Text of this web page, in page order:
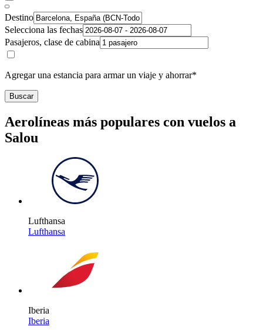
Destino
Selecciona las fechas
Pasajeros, clase de cabina
Agregar una estancia para armar un viaje y ahorrar*
Buscar
Aerolíneas más populares con vuelos a
Salou
Lufthansa
Lufthansa
Iberia
Iberia